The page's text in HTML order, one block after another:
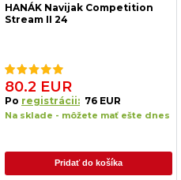
HANÁK Navijak Competition
Stream II 24
80.2 EUR
Po registrácii: 76 EUR
Na sklade - môžete mať ešte dnes
Pridať do košíka